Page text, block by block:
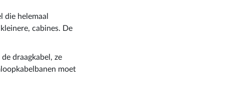
helemaal
cabines. De
draagkabel, ze
moet